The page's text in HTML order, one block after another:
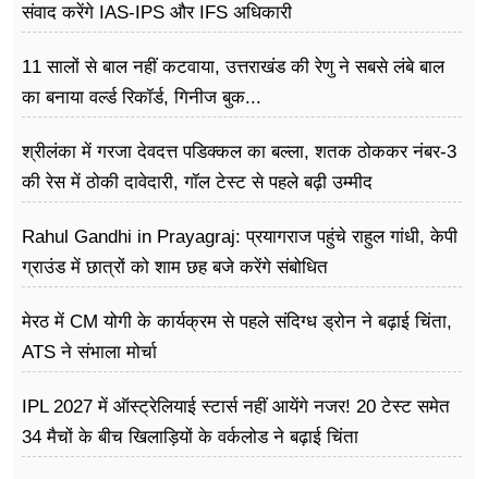
संवाद करेंगे IAS-IPS और IFS अधिकारी
11 सालों से बाल नहीं कटवाया, उत्तराखंड की रेणु ने सबसे लंबे बाल
का बनाया वर्ल्ड रिकॉर्ड, गिनीज बुक...
श्रीलंका में गरजा देवदत्त पडिक्कल का बल्ला, शतक ठोककर नंबर-3
की रेस में ठोकी दावेदारी, गॉल टेस्ट से पहले बढ़ी उम्मीद
Rahul Gandhi in Prayagraj: प्रयागराज पहुंचे राहुल गांधी, केपी
ग्राउंड में छात्रों को शाम छह बजे करेंगे संबोधित
मेरठ में CM योगी के कार्यक्रम से पहले संदिग्ध ड्रोन ने बढ़ाई चिंता,
ATS ने संभाला मोर्चा
IPL 2027 में ऑस्ट्रेलियाई स्टार्स नहीं आयेंगे नजर! 20 टेस्ट समेत
34 मैचों के बीच खिलाड़ियों के वर्कलोड ने बढ़ाई चिंता